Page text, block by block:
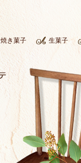
焼き菓子 生菓子